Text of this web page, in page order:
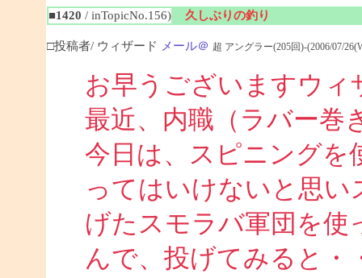
■1420 / inTopicNo.156) 久しぶりの釣り
□投稿者/ ウィザード メール＠ 超 アングラー(205回)-(2006/07/
お早うございますウィ
最近、内職（ラバー巻
今日は、スピニングを
ってはいけないと思
げたスモラバ軍団を使
んで、投げてみると・